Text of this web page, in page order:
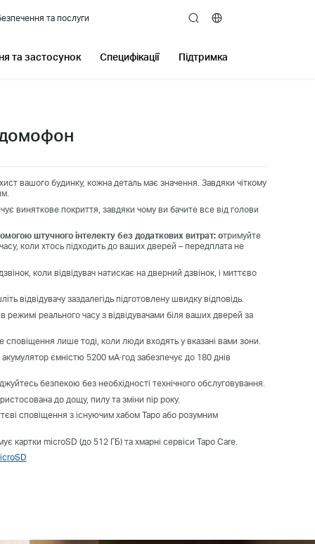
та послуги search
та застосунок Специфікації Підтримка
вашого будинку, кожна деталь має значення. Завдяки чіткому
виняткове покриття, завдяки чому ви бачите все від голови
штучного інтелекту без додаткових витрат: отримуйте
коли хтось підходить до ваших дверей – передплата не
коли відвідувач натискає на дверний дзвінок, і миттєво
відвідувачу заздалегідь підготовлену швидку відповідь.
режимі реального часу з відвідувачами біля ваших дверей за
сповіщення лише тоді, коли люди входять у вказані вами зони.
ємністю 5200 мА·год забезпечує до 180 днів
безпекою без необхідності технічного обслуговування.
до дощу, пилу та зміни пір року.
сповіщення з існуючим хабом Tapo або розумним
картки microSD (до 512 ГБ) та хмарні сервіси Tapo Care.